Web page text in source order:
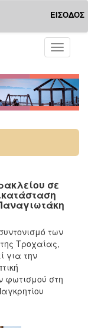
ΕΙΣΟΔΟΣ
Toggle
σε
των
Τροχαίας,
για την
φωτισμού στη